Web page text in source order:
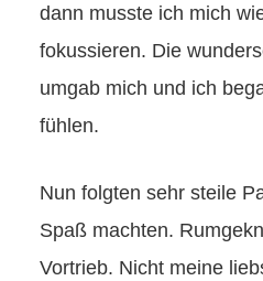
dann musste ich mich
fokussieren. Die
umgab mich und ich
fühlen.
Nun folgten sehr steile
Spaß machten.
Vortrieb. Nicht meine